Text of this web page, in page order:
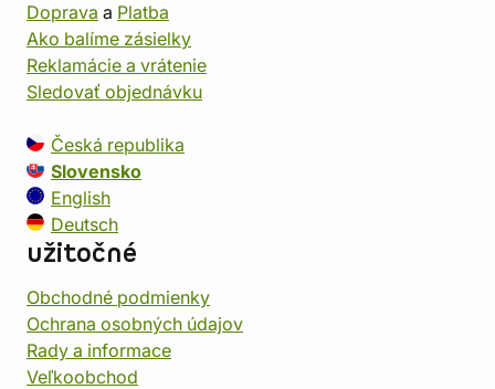
Doprava a Platba
Ako balíme zásielky
Reklamácie a vrátenie
Sledovať objednávku
Česká republika
Slovensko
English
Deutsch
užitočné
Obchodné podmienky
Ochrana osobných údajov
Rady a informace
Veľkoobchod